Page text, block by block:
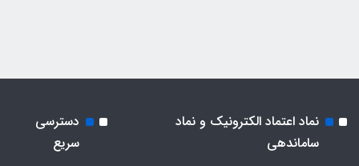
نماد اعتماد الکترونیک و نماد
ساماندهی
دسترسی
سریع